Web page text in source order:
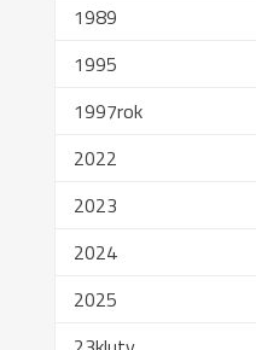
1989
1995
1997rok
2022
2023
2024
2025